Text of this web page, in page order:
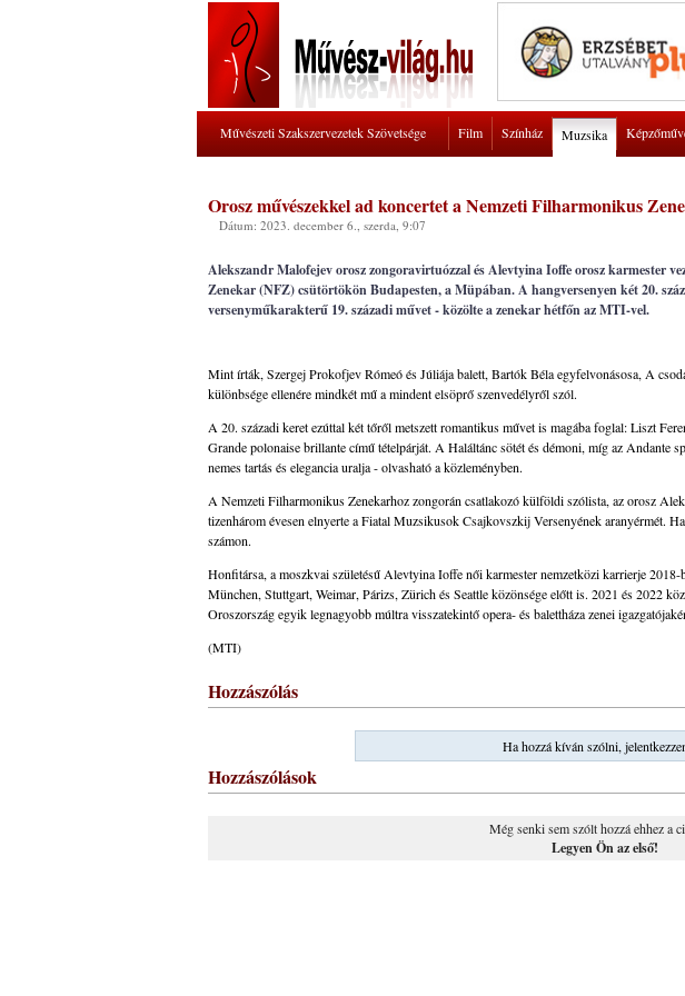
Művészeti Szakszervezetek Szövetsége Film Színház Muzsika
Orosz művészekkel ad koncertet a Nemzeti Filharmonikus
Dátum: 2023. december 6., szerda, 9:07
Alekszandr Malofejev orosz zongoravirtuózzal és Alevtyina Ioffe orosz karmester
Zenekar (NFZ) csütörtökön Budapesten, a Müpában. A hangversenyen két 20.
versenyműkarakterű 19. századi művet - közölte a zenekar hétfőn az MTI-vel.
Mint írták, Szergej Prokofjev Rómeó és Júliája balett, Bartók Béla egyfelvonásosa, A
különbsége ellenére mindkét mű a mindent elsöprő szenvedélyről szól.
A 20. századi keret ezúttal két tőről metszett romantikus művet is magába foglal: Liszt
Grande polonaise brillante című tételpárját. A Haláltánc sötét és démoni, míg az Andante
nemes tartás és elegancia uralja - olvasható a közleményben.
A Nemzeti Filharmonikus Zenekarhoz zongorán csatlakozó külföldi szólista, az orosz
tizenhárom évesen elnyerte a Fiatal Muzsikusok Csajkovszkij Versenyének aranyérmét.
számon.
Honfitársa, a moszkvai születésű Alevtyina Ioffe női karmester nemzetközi karrierje
München, Stuttgart, Weimar, Párizs, Zürich és Seattle közönsége előtt is. 2021 és 2022
Oroszország egyik legnagyobb múltra visszatekintő opera- és balettháza zenei
(MTI)
Hozzászólás
Ha hozzá kíván szólni,
Hozzászólások
Még senki sem szólt hozzá ehhez a
Legyen Ön az első!